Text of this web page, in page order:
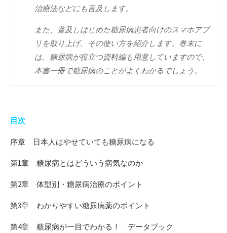
治療法などにも言及します。
また、普及しはじめた糖尿病患者向けのスマホアプ
リを取り上げ、その使い方を紹介します。巻末に
は、糖尿病が役立つ資料編も用意していますので、
本書一冊で糖尿病のことがよくわかるでしょう。
目次
序章 日本人はやせていても糖尿病になる
第1章 糖尿病とはどういう病気なのか
第2章 体型別・糖尿病治療のポイント
第3章 わかりやすい糖尿病薬のポイント
第4章 糖尿病が一目でわかる！ データブック